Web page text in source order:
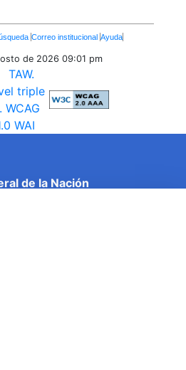
Correo institucional Ayuda
de 2026 09:01 pm
de la Nación
de Hacienda y Crédito
D.C., Colombia